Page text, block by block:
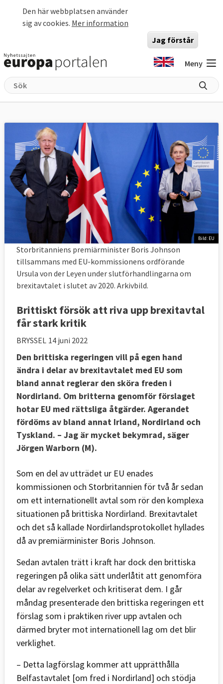
Den här webbplatsen använder
sig av cookies. Mer information
Jag förstår
Meny
Bild: EU
Storbritanniens premiärminister Boris Johnson
tillsammans med EU-kommissionens ordförande
Ursula von der Leyen under slutförhandlingarna om
brexitavtalet i slutet av 2020. Arkivbild.
Brittiskt försök att riva upp brexitavtal
får stark kritik
BRYSSEL 14 juni 2022
Den brittiska regeringen vill på egen hand
ändra i delar av brexitavtalet med EU som
bland annat reglerar den sköra freden i
Nordirland. Om britterna genomför förslaget
hotar EU med rättsliga åtgärder. Agerandet
fördöms av bland annat Irland, Nordirland och
Tyskland. – Jag är mycket bekymrad, säger
Jörgen Warborn (M).
Som en del av utträdet ur EU enades
kommissionen och Storbritannien för två år sedan
om ett internationellt avtal som rör den komplexa
situationen på brittiska Nordirland. Brexitavtalet
och det så kallade Nordirlandsprotokollet hyllades
då av premiärminister Boris Johnson.
Sedan avtalen trätt i kraft har dock den brittiska
regeringen på olika sätt underlåtit att genomföra
delar av regelverket och kritiserat dem. I går
måndag presenterade den brittiska regeringen ett
förslag som i praktiken river upp avtalen och
därmed bryter mot internationell lag om det blir
verklighet.
– Detta lagförslag kommer att upprätthålla
Belfastavtalet [om fred i Nordirland] och stödja